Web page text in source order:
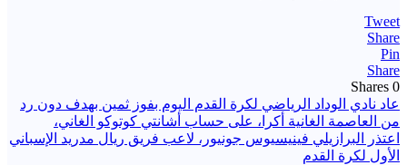
Tweet
Share
Pin
Share
0
Shares
تصفّح
المقالات
عاد نادي الوداد الرياضي لكرة القدم اليوم بفوز ثمين بهدف دون رد
من العاصمة الغانية أكرا، على حساب أشانتي كوتوكو الغاني،
اعتذر البرازيلي فينيسيوس جونيور، لاعب فريق ريال مدريد الإسباني
الأول لكرة القدم